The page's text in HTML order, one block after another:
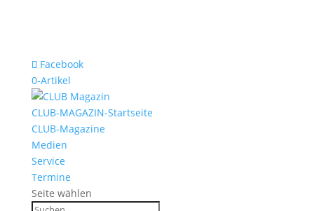
Facebook
0-Artikel
CLUB-MAGAZIN-Startseite
CLUB-Magazine
Medien
Service
Termine
Seite wählen